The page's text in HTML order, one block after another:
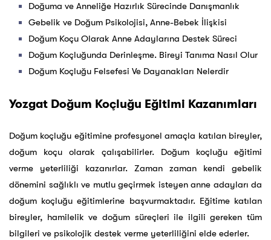
Doğuma ve Anneliğe Hazırlık Sürecinde Danışmanlık
Gebelik ve Doğum Psikolojisi, Anne-Bebek İlişkisi
Doğum Koçu Olarak Anne Adaylarına Destek Süreci
Doğum Koçluğunda Derinleşme. Bireyi Tanıma Nasıl Olur
Doğum Koçluğu Felsefesi Ve Dayanakları Nelerdir
Yozgat Doğum Koçluğu Eğitimi Kazanımları
Doğum koçluğu eğitimine profesyonel amaçla katılan bireyler,
doğum koçu olarak çalışabilirler. Doğum koçluğu eğitimi
verme yeterliliği kazanırlar. Zaman zaman kendi gebelik
dönemini sağlıklı ve mutlu geçirmek isteyen anne adayları da
doğum koçluğu eğitimlerine başvurmaktadır. Eğitime katılan
bireyler, hamilelik ve doğum süreçleri ile ilgili gereken tüm
bilgileri ve psikolojik destek verme yeterliliğini elde ederler.